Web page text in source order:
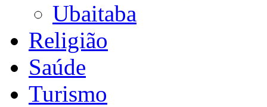
Ubaitaba
Religião
Saúde
Turismo